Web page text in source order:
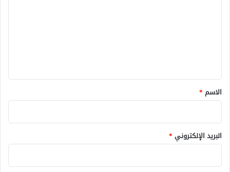
*
الاسم *
البريد الإلكتروني *